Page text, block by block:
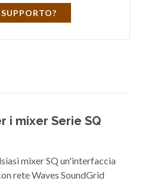
i mixer Serie SQ
mixer SQ un'interfaccia
rete Waves SoundGrid